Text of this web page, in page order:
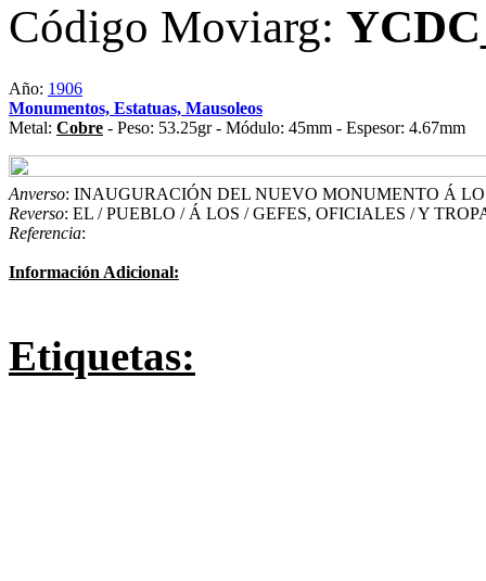
Código Moviarg:
Año: 1906
Monumentos, Estatuas, Mausoleos
Metal: Cobre - Peso: 53.25gr - Módulo: 45mm - Espesor: 4.67mm
Anverso: INAUGURACIÓN DEL NUEVO MONUMENTO Á
Reverso: EL / PUEBLO / Á LOS / GEFES, OFICIALES / Y
Referencia:
Información Adicional:
Etiquetas: